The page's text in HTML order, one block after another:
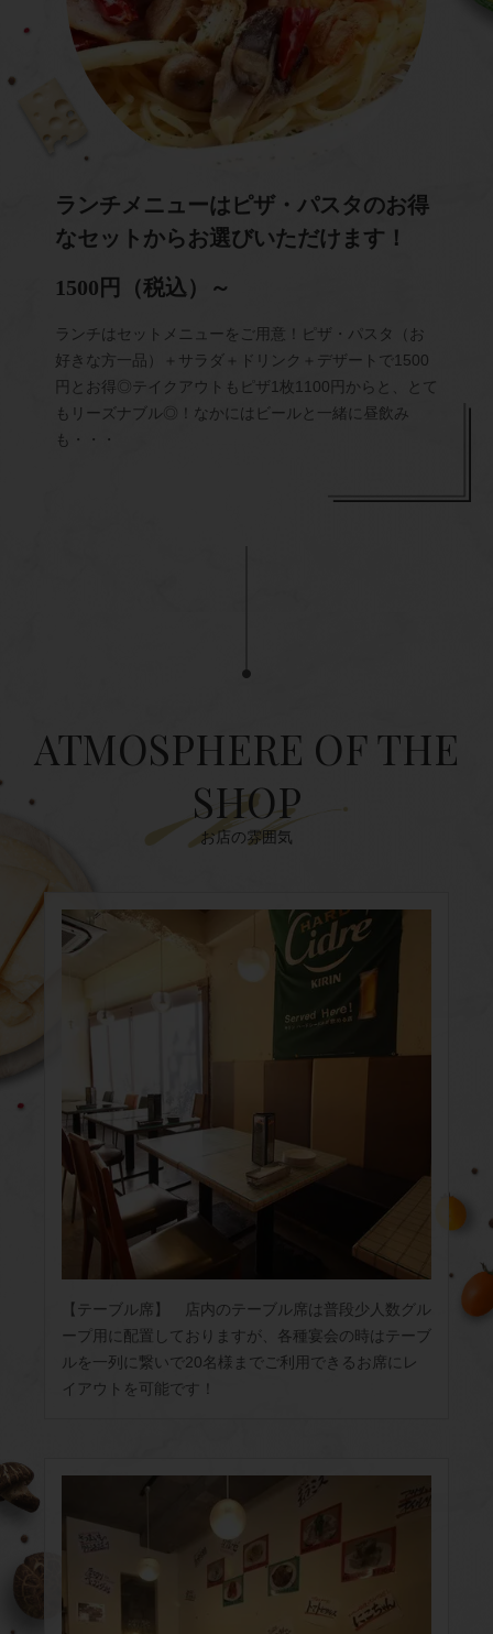
ランチメニューはピザ・パスタのお得
なセットからお選びいただけます！
1500円（税込）～
ランチはセットメニューをご用意！ピザ・パスタ（お
好きな方一品）＋サラダ＋ドリンク＋デザートで1500
円とお得◎テイクアウトもピザ1枚1100円からと、とて
もリーズナブル◎！なかにはビールと一緒に昼飲み
も・・・
ATMOSPHERE OF THE
SHOP
お店の雰囲気
【テーブル席】 店内のテーブル席は普段少人数グル
ープ用に配置しておりますが、各種宴会の時はテーブ
ルを一列に繋いで20名様までご利用できるお席にレ
イアウトを可能です！